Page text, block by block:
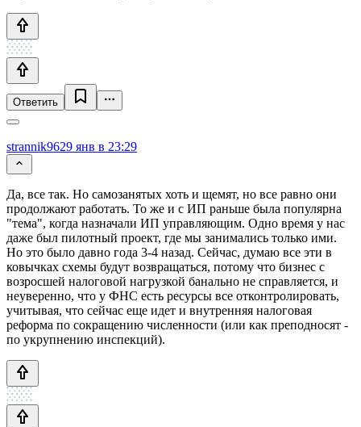
Ответить
strannik9629 янв в 23:29
Да, все так. Но самозанятых хоть и щемят, но все равно они
продолжают работать. То же и с ИП раньше была популярна
"тема", когда назначали ИП управляющим. Одно время у нас
даже был пилотный проект, где мы занимались только ими.
Но это было давно года 3-4 назад. Сейчас, думаю все эти в
ковычках схемы будут возвращаться, потому что бизнес с
возросшей налоговой нагрузкой банально не справляется, и
неуверенно, что у ФНС есть ресурсы все отконтролировать,
учитывая, что сейчас еще идет и внутренняя налоговая
реформа по сокращению численности (или как преподносят -
по укрупнению инспекций).